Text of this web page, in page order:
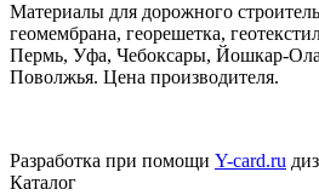
Материалы для дорожного
геомембрана, георешетка,
Пермь, Уфа, Чебоксары, Йошкар-
Поволжья. Цена производителя.
Разработка при помощи Y-card.ru
Каталог